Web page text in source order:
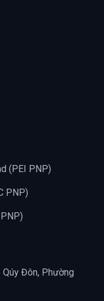
(PEI PNP)
PNP)
Qúy Đôn, Phường